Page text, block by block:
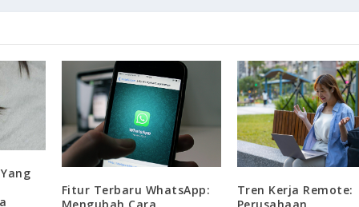
Fitur Terbaru WhatsApp:
Mengubah Cara
Tren Kerja Remote:
Perusahaan